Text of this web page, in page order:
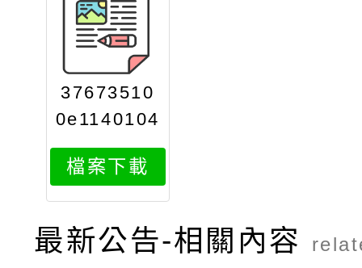
37673510
0e1140104
397attach
2
檔案下載
最新公告-相關內容